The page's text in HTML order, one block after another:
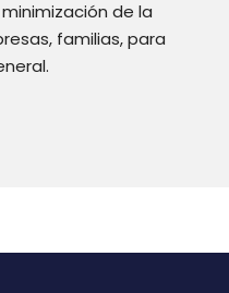
de la
familias, para